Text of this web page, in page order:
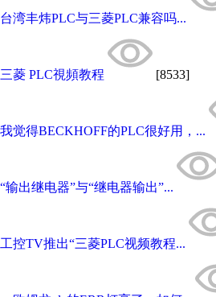
台湾丰炜PLC与三菱PLC兼容吗...
三菱 PLC視頻教程 [8533]
我觉得BECKHOFF的PLC很好用，...
“输出继电器”与“继电器输出”...
工控TV推出“三菱PLC视频教程...